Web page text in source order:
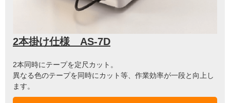
2本掛け仕様 AS-7D
2本同時にテープを定尺カット。
異なる色のテープを同時にカット等、作業効率が一段と向上し
ます。